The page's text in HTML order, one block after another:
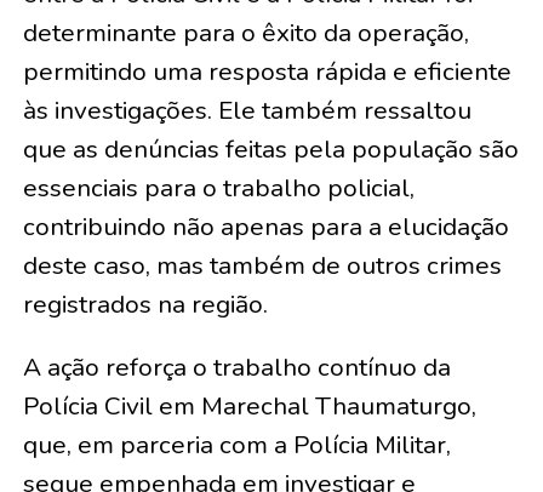
determinante para o êxito da operação,
permitindo uma resposta rápida e eficiente
às investigações. Ele também ressaltou
que as denúncias feitas pela população são
essenciais para o trabalho policial,
contribuindo não apenas para a elucidação
deste caso, mas também de outros crimes
registrados na região.
A ação reforça o trabalho contínuo da
Polícia Civil em Marechal Thaumaturgo,
que, em parceria com a Polícia Militar,
segue empenhada em investigar e